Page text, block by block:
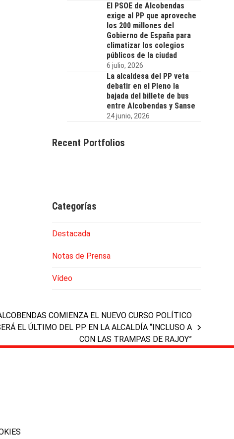
El PSOE de Alcobendas
exige al PP que aproveche
los 200 millones del
Gobierno de España para
climatizar los colegios
públicos de la ciudad
6 julio, 2026
La alcaldesa del PP veta
debatir en el Pleno la
bajada del billete de bus
entre Alcobendas y Sanse
24 junio, 2026
Recent Portfolios
Categorías
Destacada
Notas de Prensa
Vídeo
COMIENZA EL NUEVO CURSO POLÍTICO
EL ÚLTIMO DEL PP EN LA ALCALDÍA “INCLUSO A
CON LAS TRAMPAS DE RAJOY”